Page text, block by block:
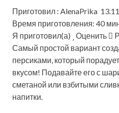
Приготовил : AlenaPrika
Время приготовления: 40
Я приготовил(а)
Оценить
Самый простой вариант
персиками, который
вкусом! Подавайте его с
сметаной или взбитыми
напитки.